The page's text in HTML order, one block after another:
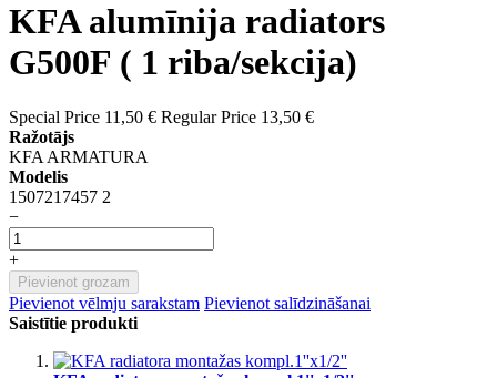
KFA alumīnija radiators
G500F ( 1 riba/sekcija)
Special Price 11,50 € Regular Price 13,50 €
Ražotājs
KFA ARMATURA
Modelis
1507217457 2
−
+
Pievienot grozam
Pievienot vēlmju sarakstam Pievienot salīdzināšanai
Saistītie produkti